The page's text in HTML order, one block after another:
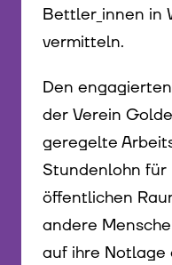
Bettler_innen in
vermitteln.
Den
der Verein
geregelte
Stundenlohn für
öffentlichen
andere
auf ihre Notlage